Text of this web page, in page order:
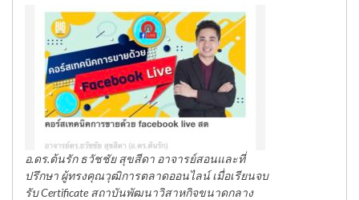
อ.ดร.ต้นรัก ธวัชชัย สุขสีดา อาจารย์สอนและที่
ปรึกษา ผู้ทรงคุณวุฒิการตลาดออนไลน์ เมื่อเรียนจบ
รับ Certificate สถาบันพัฒนาวิสาหกิจขนาดกลาง